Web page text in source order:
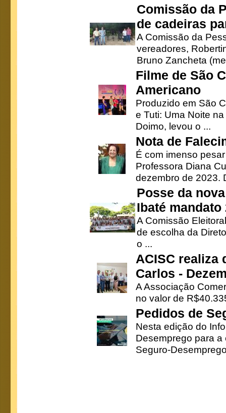
Comissão da
de cadeiras
A Comissão da
vereadores,
Bruno Zancheta
Filme de São
Americano
Produzido em São
e Tuti: Uma Noite
Doimo, levou o ...
Nota de
É com imenso
Professora Diana
dezembro de 2023.
Posse da
Ibaté mandato
A Comissão
de escolha da
o ...
ACISC realiza
Carlos -
A Associação
no valor de
Pedidos de
Nesta edição do
Desemprego para
Seguro-